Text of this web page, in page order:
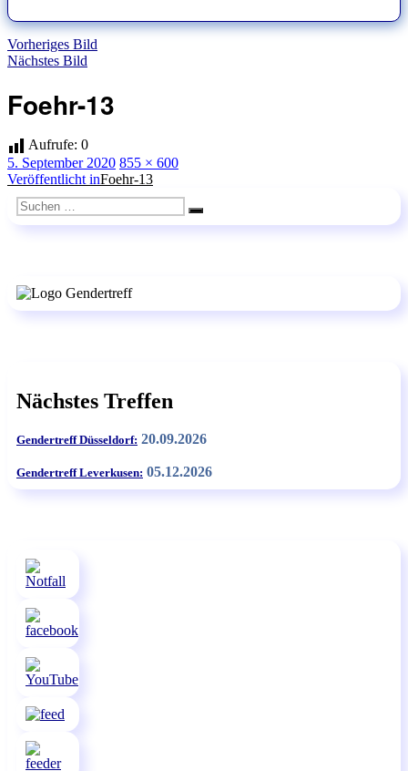
Vorheriges Bild
Nächstes Bild
Foehr-13
Aufrufe: 0
Veröffentlicht
am
5. September 2020 Originalgröße
855 × 600
Beitragsnavigation
Veröffentlicht inFoehr-13
Suchen
nach:
Suchen
Nächstes Treffen
Gendertreff Düsseldorf: 20.09.2026
Gendertreff Leverkusen: 05.12.2026